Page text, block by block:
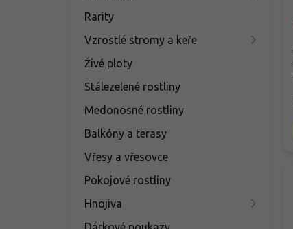
Rarity
Vzrostlé stromy a keře
Živé ploty
Stálezelené rostliny
Medonosné rostliny
Balkóny a terasy
Vřesy a vřesovce
Pokojové rostliny
Hnojiva